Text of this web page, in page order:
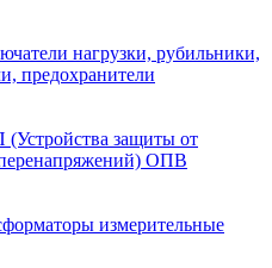
нагрузки, рубильники,
предохранители
защиты от
ОПВ
измерительные